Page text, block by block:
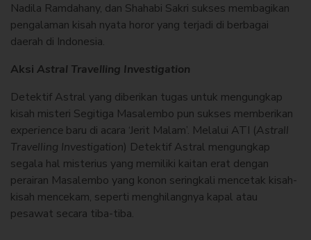
Nadila Ramdahany, dan Shahabi Sakri sukses membagikan
pengalaman kisah nyata horor yang terjadi di berbagai
daerah di Indonesia.
Aksi Astral Travelling Investigation
Detektif Astral yang diberikan tugas untuk mengungkap
kisah misteri Segitiga Masalembo pun sukses memberikan
experience baru di acara ‘Jerit Malam’. Melalui ATI (Astrall
Travelling Investigation) Detektif Astral mengungkap
segala hal misterius yang memiliki kaitan erat dengan
perairan Masalembo yang konon seringkali mencetak kisah-
kisah mencekam, seperti menghilangnya kapal atau
pesawat secara tiba-tiba.